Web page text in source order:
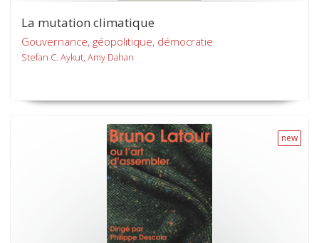
La mutation climatique
Gouvernance, géopolitique, démocratie
Stefan C. Aykut, Amy Dahan
new